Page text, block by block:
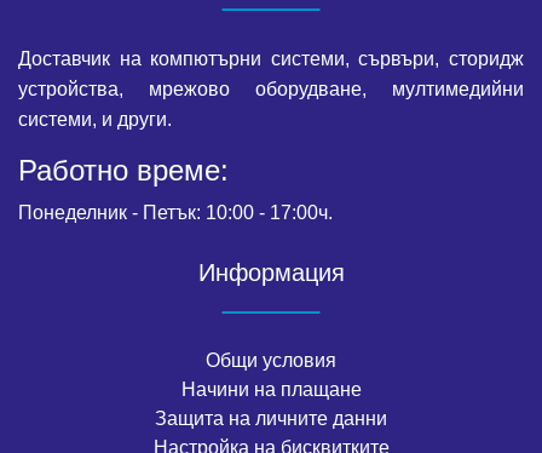
Доставчик на компютърни системи, сървъри, сторидж
устройства, мрежово оборудване, мултимедийни
системи, и други.
Работно време:
Понеделник - Петък: 10:00 - 17:00ч.
Информация
Общи условия
Начини на плащане
Защита на личните данни
Настройка на бисквитките